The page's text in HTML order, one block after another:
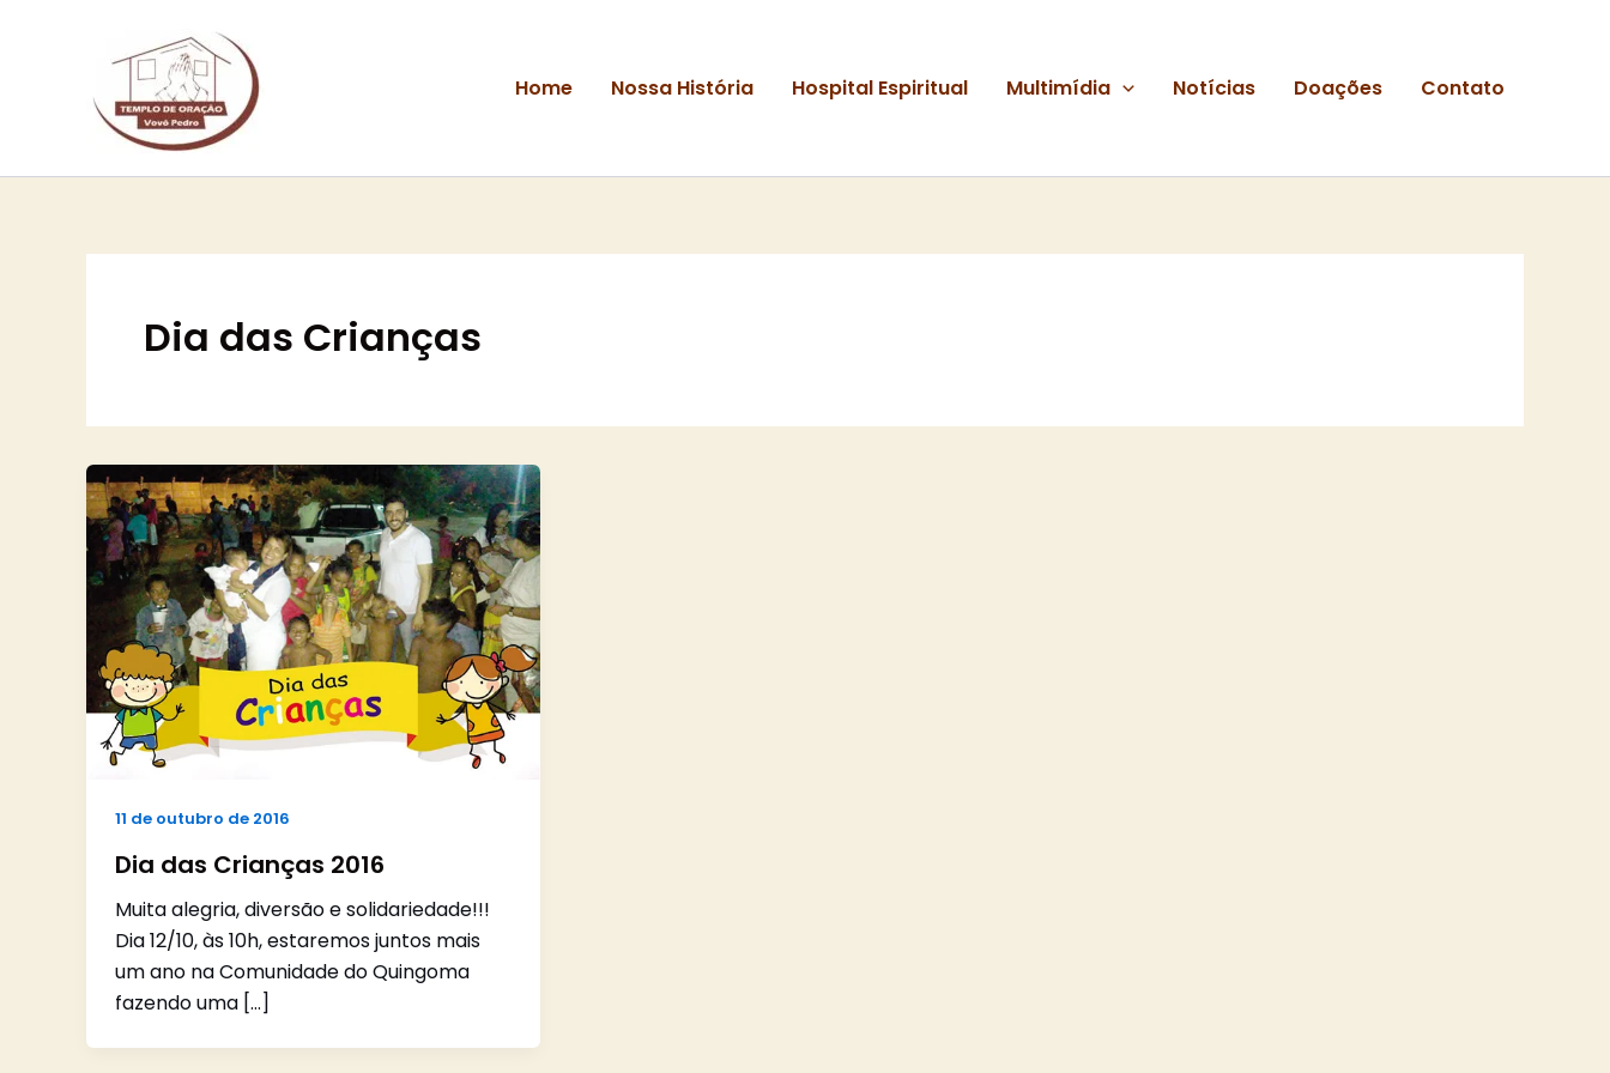
Home Nossa História Hospital Espiritual Multimídia Notícias Doações Contato
Dia das Crianças
11 de outubro de 2016
Dia das Crianças 2016
Muita alegria, diversão e solidariedade!!!
Dia 12/10, às 10h, estaremos juntos mais
um ano na Comunidade do Quingoma
fazendo uma […]